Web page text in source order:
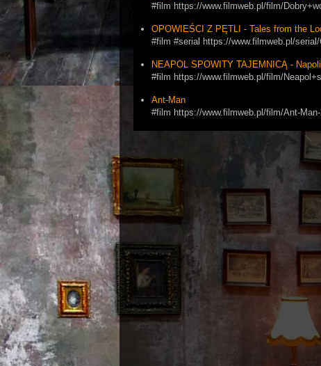
#film https://www.filmweb.pl/film/
OPOWIEŚCI Z PĘTLI - Tales from the
#film #serial https://www.filmweb.pl/
NEAPOL SPOWITY TAJEMNICĄ -
#film https://www.filmweb.pl/film/
Ant-Man
#film https://www.filmweb.pl/film/Ant-Man-